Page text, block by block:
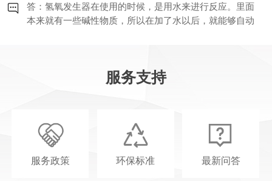
答：氢氧发生器在使用的时候，是用水来进行反应。里面
本来就有一些碱性物质，所以在加了水以后，就能够自动
闭，才能够保证对设备没有任何的损伤，在安全性上也不
会出现任何的问题。那么氢氧焊接机在关机时需要注意哪
些事项呢？
服务支持
服务政策 环保标准 最新问答